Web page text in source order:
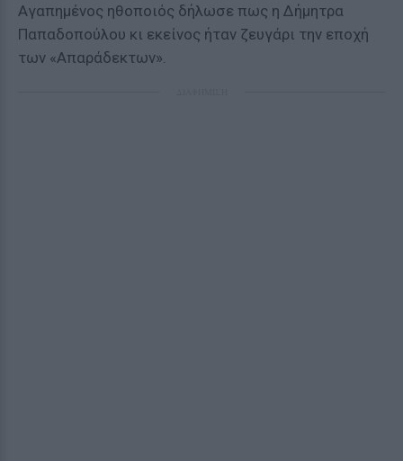
Aγαπημένος ηθοποιός δήλωσε πως η Δήμητρα
Παπαδοπούλου κι εκείνος ήταν ζευγάρι την εποχή
των «Απαράδεκτων».